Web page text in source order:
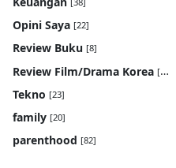
Opini Saya [22]
Review Buku [8]
Review Film/Drama Korea [22]
Tekno [23]
family [20]
parenthood [82]